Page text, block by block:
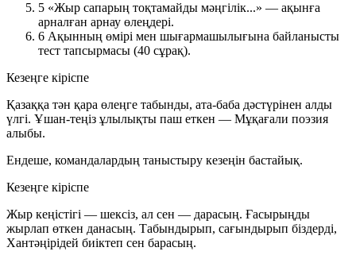
5 «Жыр сапарың тоқтамайды мәңгілік...» — ақынға
арналған арнау өлеңдері.
6 Ақынның өмірі мен шығармашылығына байланысты
тест тапсырмасы (40 сұрақ).
Кезеңге кіріспе
Қазаққа тән қара өлеңге табынды, ата-баба дәстүрінен алды
үлгі. Ұшан-теңіз ұлылықты паш еткен — Мұқағали поэзия
алыбы.
Ендеше, командалардың таныстыру кезеңін бастайық.
Кезеңге кіріспе
Жыр кеңістігі — шексіз, ал сен — дарасың. Ғасырыңды
жырлап өткен данасың. Табындырып, сағындырып біздерді,
Хантәңірідей биіктеп сен барасың.